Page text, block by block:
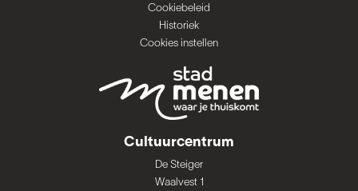
Cookiebeleid
Historiek
Cookies instellen
Cultuurcentrum
De Steiger
Waalvest 1